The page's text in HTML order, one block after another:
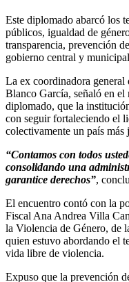
Este diplomado abarcó los
públicos, igualdad de
transparencia, prevención
gobierno central y
La ex coordinadora
Blanco García, señaló en el
diplomado, que la
con seguir fortaleciendo el
colectivamente un país más
“Contamos con todos
consolidando una
garantice derechos”,
El encuentro contó con la
Fiscal Ana Andrea Villa
la Violencia de Género, de
quien estuvo abordando el
vida libre de violencia.
Expuso que la prevención